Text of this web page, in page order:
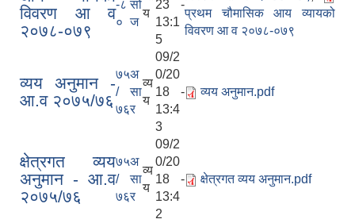
विवरण आ व
२०७८-०७९
-८
०
सो
ज
य
23 -
13:1
5
प्रथम चौमासिक आय व्यायको
विवरण आ व २०७८-०७९
व्यय अनुमान -
आ.व २०७५/७६
७५
/
७६
अ
सा
र
व्य
य
09/2
0/20
18 -
13:4
3
व्यय अनुमान.pdf
क्षेत्रगत व्यय
अनुमान - आ.व
२०७५/७६
७५
/
७६
अ
सा
र
व्य
य
09/2
0/20
18 -
13:4
2
क्षेत्रगत व्यय अनुमान.pdf